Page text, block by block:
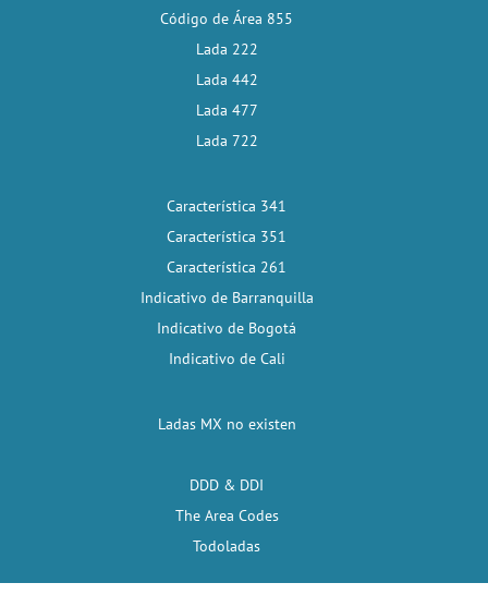
Código de Área 855
Lada 222
Lada 442
Lada 477
Lada 722
Característica 341
Característica 351
Característica 261
Indicativo de Barranquilla
Indicativo de Bogotá
Indicativo de Cali
Ladas MX no existen
DDD & DDI
The Area Codes
Todoladas